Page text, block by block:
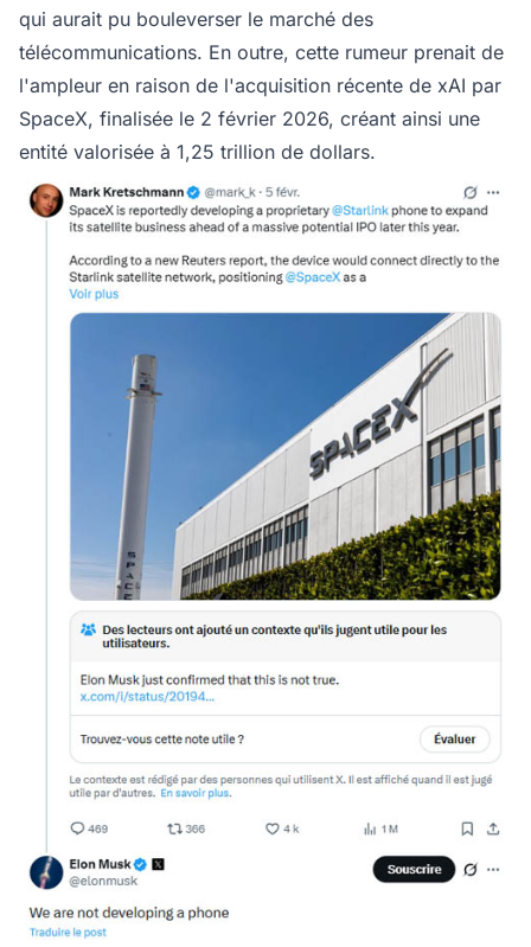
qui aurait pu bouleverser le marché des
télécommunications. En outre, cette rumeur prenait de
l'ampleur en raison de l'acquisition récente de xAI par
SpaceX, finalisée le 2 février 2026, créant ainsi une
entité valorisée à 1,25 trillion de dollars.